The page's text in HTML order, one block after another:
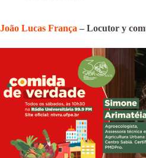
João Lucas França – Locutor y